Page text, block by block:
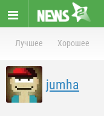
Лучшее Хорошее
jumha